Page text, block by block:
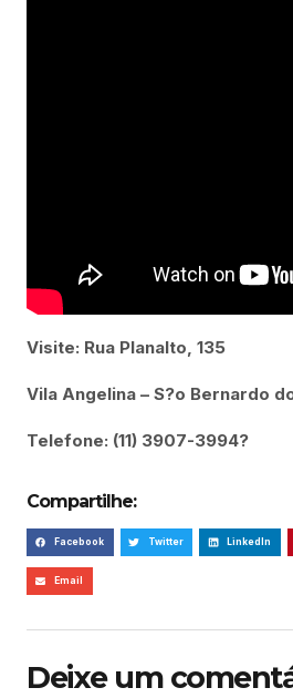
Visite: Rua Planalto, 135
Vila Angelina – S?o Bernardo
Telefone: (11) 3907-3994?
Compartilhe:
Facebook Twitter LinkedIn
Email
Deixe um